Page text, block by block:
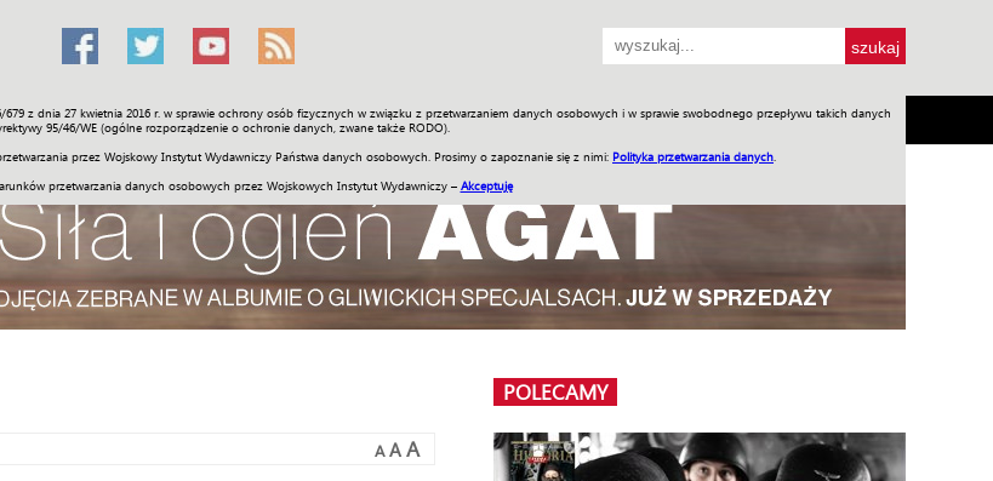
z dnia 27 kwietnia 2016 r. w sprawie ochrony osób fizycznych w związku z przetwarzaniem danych osobowych i w sprawie swobodnego przepływu takich danych
95/46/WE (ogólne rozporządzenie o ochronie danych, zwane także RODO).
przez Wojskowy Instytut Wydawniczy Państwa danych osobowych. Prosimy o zapoznanie się z nimi: Polityka przetwarzania danych
przetwarzania danych osobowych przez Wojskowych Instytut Wydawniczy – Akceptuję
Sport Historia Galerie Wideo ENGLISH SKLEP Jednodniówki Praca w WIW
A A A
POLECAMY